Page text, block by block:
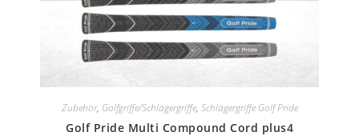
Zubehör, Golfgriffe/Schlägergriffe, Schlägergriffe Golf Pride
Golf Pride Multi Compound Cord plus4